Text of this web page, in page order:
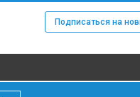
Подписаться на